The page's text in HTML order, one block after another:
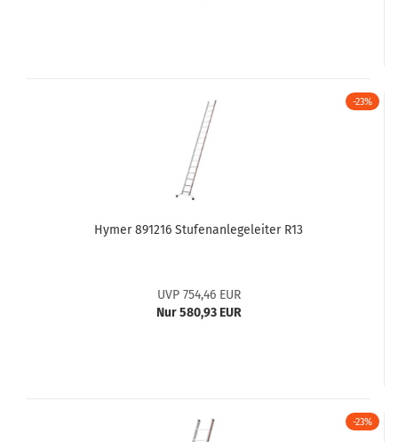
-23%
Hymer 891216 Stufenanlegeleiter R13
UVP 754,46 EUR
Nur 580,93 EUR
-23%